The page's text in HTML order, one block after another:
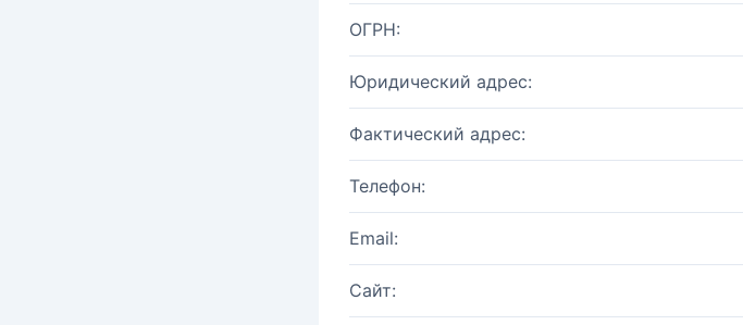
ОГРН:
Юридический адрес:
Фактический адрес:
Телефон:
Email:
Сайт: